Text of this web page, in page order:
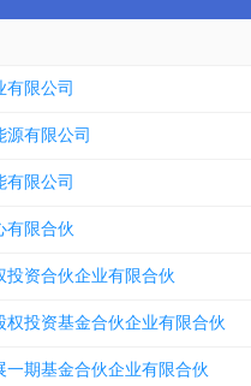
有限公司
源有限公司
限公司
有限合伙
投资合伙企业有限合伙
权投资基金合伙企业有限合伙
一期基金合伙企业有限合伙